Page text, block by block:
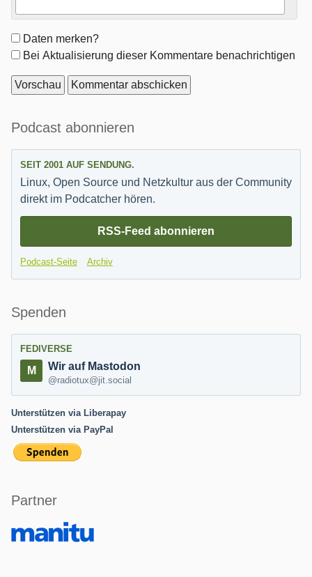
Formular-
Optionen
Daten merken?
Bei Aktualisierung dieser Kommentare benachrichtigen
Seitenleiste
Podcast abonnieren
SEIT 2001 AUF SENDUNG.
Linux, Open Source und Netzkultur aus der Community
direkt im Podcatcher hören.
RSS-Feed abonnieren
Podcast-Seite Archiv
Spenden
FEDIVERSE
Wir auf Mastodon
@radiotux@jit.social
Unterstützen via Liberapay
Unterstützen via PayPal
Partner